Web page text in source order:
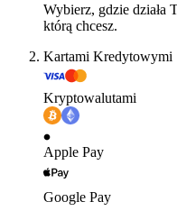
Wybierz, gdzie działa
którą chcesz.
Kartami Kredytowymi
Kryptowalutami
Apple Pay
Google Pay